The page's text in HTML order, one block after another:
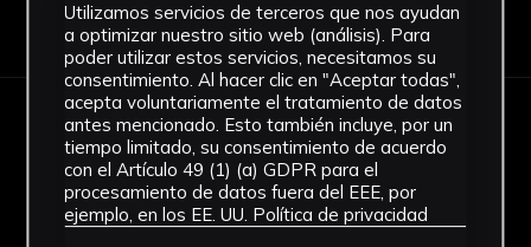
Descargar Ficha
IMÁGENES
Utilizamos servicios de terceros que nos ayudan
a optimizar nuestro sitio web (análisis). Para
poder utilizar estos servicios, necesitamos su
consentimiento. Al hacer clic en "Aceptar todas",
acepta voluntariamente el tratamiento de datos
antes mencionado. Esto también incluye, por un
tiempo limitado, su consentimiento de acuerdo
con el Artículo 49 (1) (a) GDPR para el
procesamiento de datos fuera del EEE, por
ejemplo, en los EE. UU. Política de privacidad